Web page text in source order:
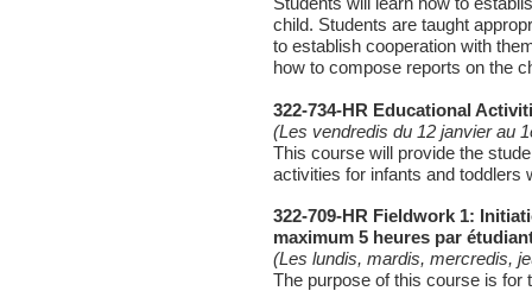
child. Students are taught
to establish cooperation with
how to compose reports on the
322-734-HR Educational
(Les vendredis du 12 janvier au
This course will provide the
activities for infants and toddlers
322-709-HR Fieldwork 1:
maximum 5 heures par
(Les lundis, mardis, mercredis,
The purpose of this course is for